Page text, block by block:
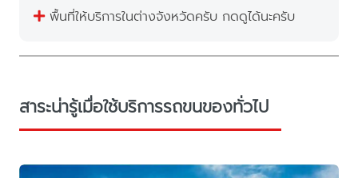
พื้นที่ให้บริการในต่างจังหวัดครับ กดดูได้นะครับ
สาระน่ารู้เมื่อใช้บริการรถขนของทั่วไป